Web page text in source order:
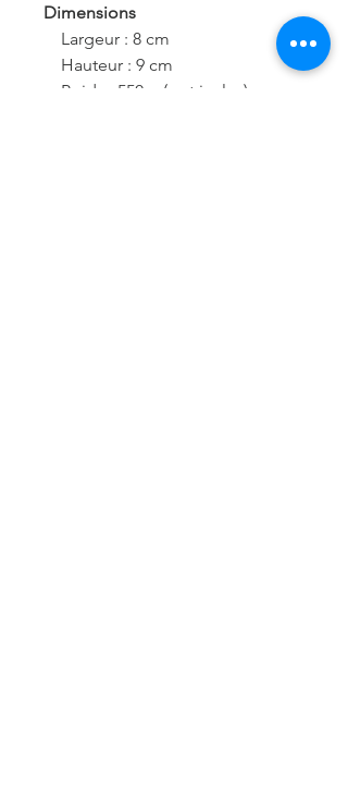
Dimensions
Largeur : 8 cm
Hauteur : 9 cm
Poids : 550 g (pot inclus)